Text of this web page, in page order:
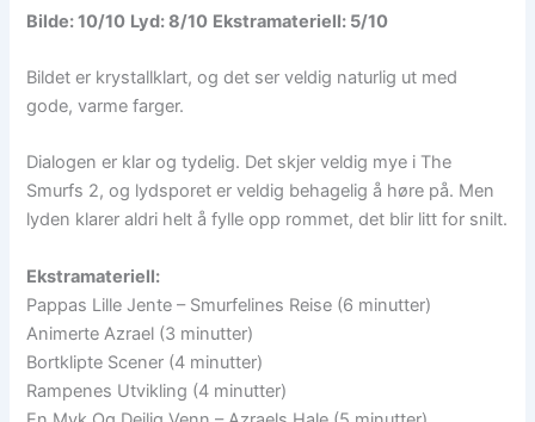
Bilde: 10/10 Lyd: 8/10 Ekstramateriell: 5/10
Bildet er krystallklart, og det ser veldig naturlig ut med
gode, varme farger.
Dialogen er klar og tydelig. Det skjer veldig mye i The
Smurfs 2, og lydsporet er veldig behagelig å høre på. Men
lyden klarer aldri helt å fylle opp rommet, det blir litt for snilt.
Ekstramateriell:
Pappas Lille Jente – Smurfelines Reise (6 minutter)
Animerte Azrael (3 minutter)
Bortklipte Scener (4 minutter)
Rampenes Utvikling (4 minutter)